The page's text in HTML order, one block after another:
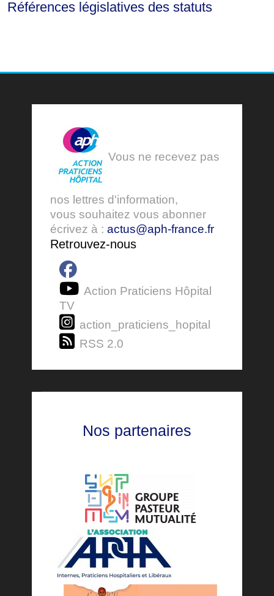
Références législatives des statuts
Vous ne recevez pas
nos lettres d'information,
vous souhaitez vous abonner
écrivez à : actus@aph-france.fr
Retrouvez-nous
Action Praticiens Hôpital
TV
action_praticiens_hopital
RSS 2.0
Nos partenaires